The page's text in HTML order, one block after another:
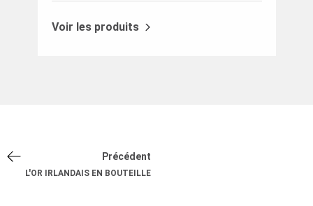
Voir les produits
Précédent
L'OR IRLANDAIS EN BOUTEILLE